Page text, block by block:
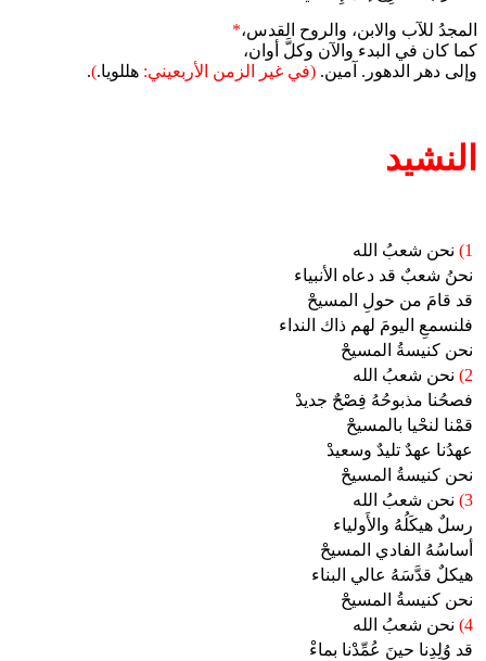
المجدُ للآب والابن، والروح القدس،*
كما كان في البدء والآن وكلَّ أوان،
وإلى دهر الدهور. آمين. (في غير الزمن الأربعيني: هللويا.)
.
النشيد
1)
نحن شعبُ الله
نحنُ شعبٌ قد دعاه الأنبياء
قد قامَ من حولِ المسيحْ
فلنسمعِ اليومَ لهم ذاك النداء
نحن كنيسةُ المسيحْ
2)
نحن شعبُ الله
فصحُنا مذبوحُهُ فِصْحٌ جديدْ
قمْنا لنحْيا بالمسيحْ
عهدُنا عهدٌ تليدٌ وسعيدْ
نحن كنيسةُ المسيحْ
3) نحن شعبُ الله
رسلٌ هيكَلُهُ والأَولياء
أساسُهُ الفادي المسيحْ
هيكلٌ قدَّسَهُ عالي البناء
نحن كنيسةُ المسيحْ
4) نحن شعبُ الله
قد وُلِدِنا حينَ عُمِّدْنا بماءْ